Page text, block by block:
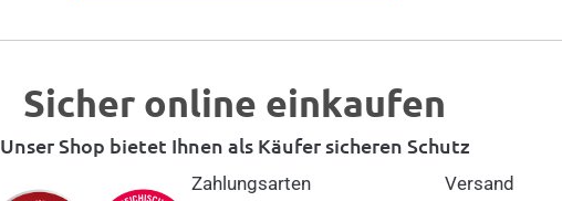
Sicher online einkaufen
Unser Shop bietet Ihnen als Käufer sicheren Schutz
Zahlungsarten Versand